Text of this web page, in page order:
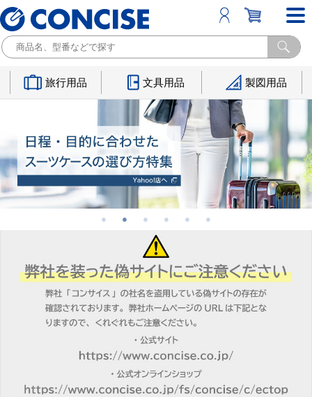
旅行用品 文具用品 製図用品